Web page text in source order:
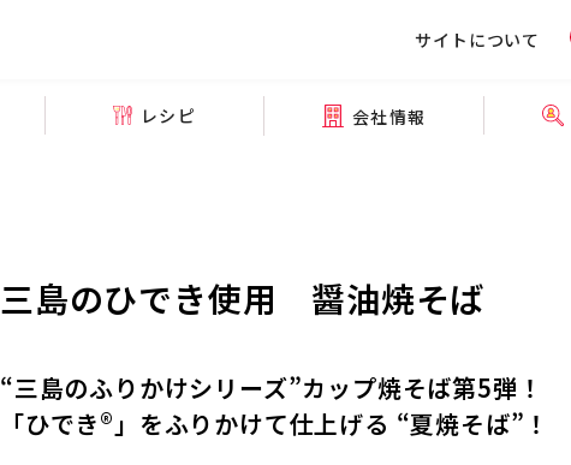
サイトについて
レシピ 会社情報
三島のひでき使用 醤油焼そば
“三島のふりかけシリーズ”カップ焼そば第5弾！
「ひでき®」をふりかけて仕上げる “夏焼そば”！